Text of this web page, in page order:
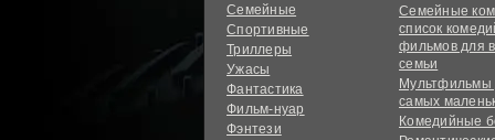
Семейные
Спортивные
Триллеры
Ужасы
Фантастика
Фильм-нуар
Фэнтези
Семейные
список
фильмов для
семьи
Мультфильмы
самых
Комедийные